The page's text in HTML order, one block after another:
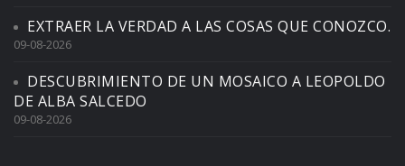
EXTRAER LA VERDAD A LAS COSAS QUE CONOZCO.
09-08-2026
DESCUBRIMIENTO DE UN MOSAICO A LEOPOLDO
DE ALBA SALCEDO
09-08-2026